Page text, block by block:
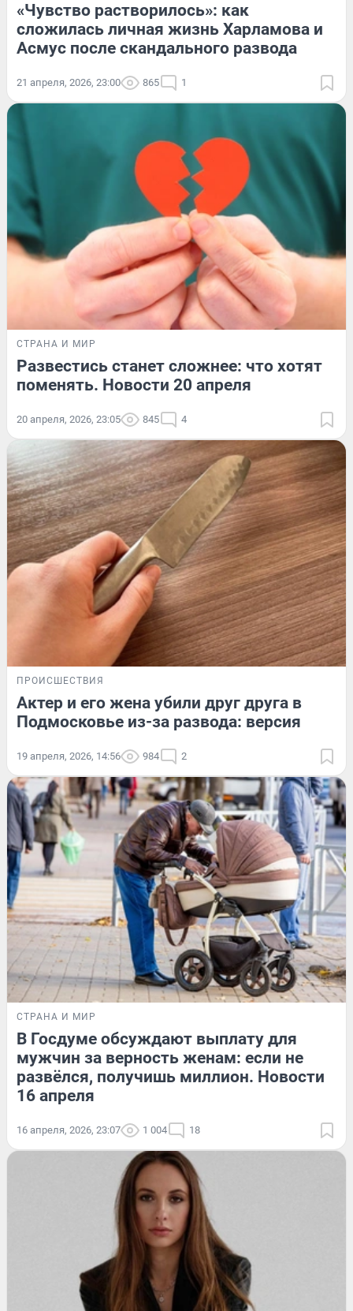
«Чувство растворилось»: как
сложилась личная жизнь Харламова и
Асмус после скандального развода
21 апреля, 2026, 23:00 865 1
СТРАНА И МИР
Развестись станет сложнее: что хотят
поменять. Новости 20 апреля
20 апреля, 2026, 23:05 845 4
ПРОИСШЕСТВИЯ
Актер и его жена убили друг друга в
Подмосковье из-за развода: версия
19 апреля, 2026, 14:56 984 2
СТРАНА И МИР
В Госдуме обсуждают выплату для
мужчин за верность женам: если не
развёлся, получишь миллион. Новости
16 апреля
16 апреля, 2026, 23:07 1 004 18